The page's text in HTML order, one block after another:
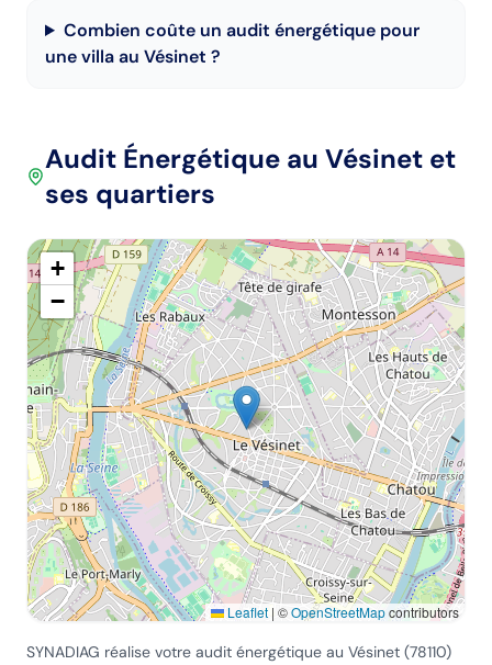
Combien coûte un audit énergétique pour
une villa au Vésinet ?
Audit Énergétique au Vésinet et
ses quartiers
+
−
Leaflet | ©OpenStreetMapcontributors
SYNADIAG réalise votre audit énergétique au Vésinet (78110)